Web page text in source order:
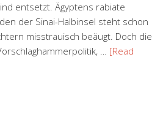
entsetzt. Ägyptens rabiate
der Sinai-Halbinsel steht schon
misstrauisch beäugt. Doch die
… [Read